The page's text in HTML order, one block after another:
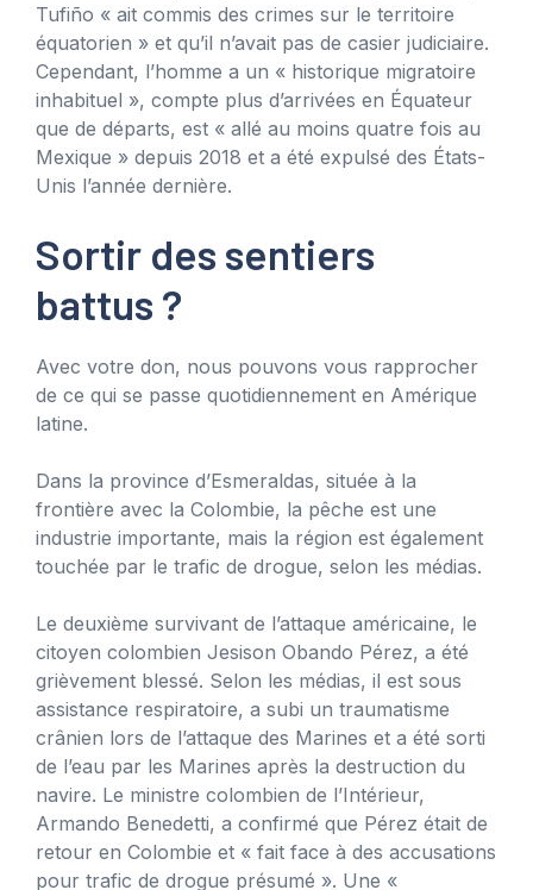
Tufiño « ait commis des crimes sur le territoire
équatorien » et qu’il n’avait pas de casier judiciaire.
Cependant, l’homme a un « historique migratoire
inhabituel », compte plus d’arrivées en Équateur
que de départs, est « allé au moins quatre fois au
Mexique » depuis 2018 et a été expulsé des États-
Unis l’année dernière.
Sortir des sentiers
battus ?
Avec votre don, nous pouvons vous rapprocher
de ce qui se passe quotidiennement en Amérique
latine.
Dans la province d’Esmeraldas, située à la
frontière avec la Colombie, la pêche est une
industrie importante, mais la région est également
touchée par le trafic de drogue, selon les médias.
Le deuxième survivant de l’attaque américaine, le
citoyen colombien Jesison Obando Pérez, a été
grièvement blessé. Selon les médias, il est sous
assistance respiratoire, a subi un traumatisme
crânien lors de l’attaque des Marines et a été sorti
de l’eau par les Marines après la destruction du
navire. Le ministre colombien de l’Intérieur,
Armando Benedetti, a confirmé que Pérez était de
retour en Colombie et « fait face à des accusations
pour trafic de drogue présumé ». Une «